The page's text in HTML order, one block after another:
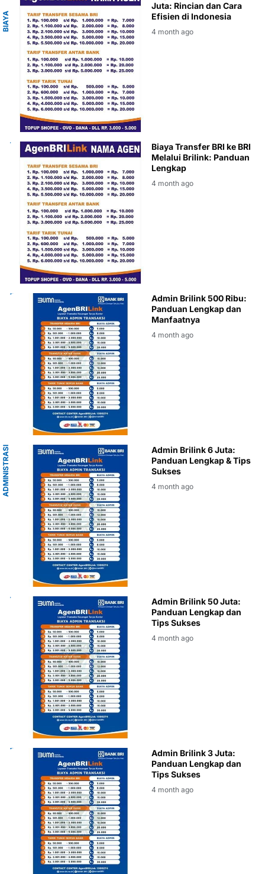
B
I
A
Y
A
T
R
A
N
S
A
K
S
Juta: Rincian dan Cara
Efisien di Indonesia
4 month ago
Biaya Transfer BRI ke BRI
Melalui Brilink: Panduan
Lengkap
4 month ago
Admin Brilink 500 Ribu:
Panduan Lengkap dan
Manfaatnya
4 month ago
A
D
M
I
N
I
S
T
A
S
I
K
E
U
A
N
G
A
Admin Brilink 6 Juta:
Panduan Lengkap & Tips
Sukses
4 month ago
Admin Brilink 50 Juta:
Panduan Lengkap dan
Tips Sukses
4 month ago
Admin Brilink 3 Juta:
Panduan Lengkap dan
Tips Sukses
4 month ago